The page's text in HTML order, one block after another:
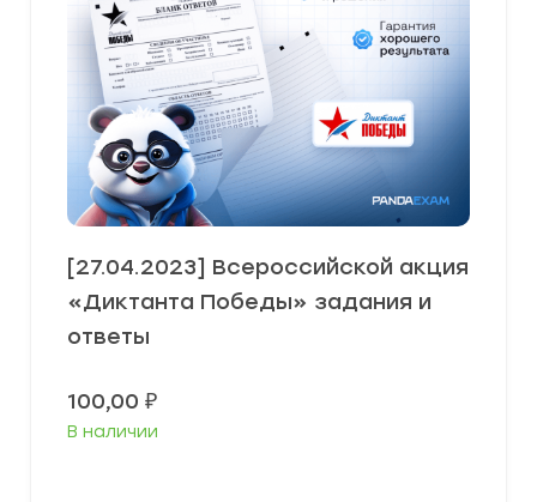
[27.04.2023] Всероссийской акция
«Диктанта Победы» задания и
ответы
100,00 ₽
В наличии